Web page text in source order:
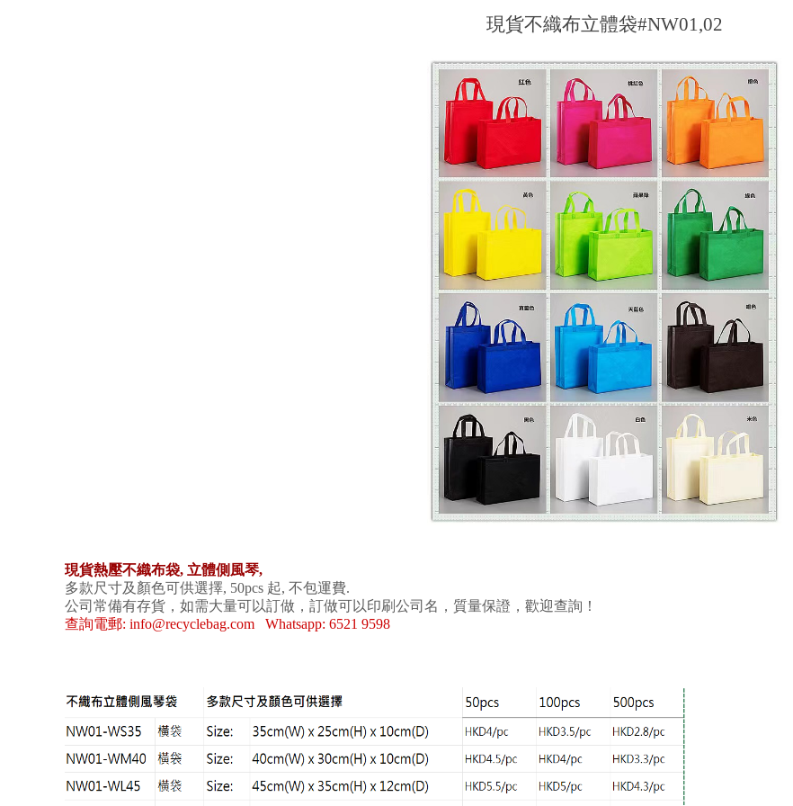
現貨不織布立體袋#NW01,02
現貨熱壓不織布袋, 立體側風琴,
多款尺寸及顏色可供選擇, 50pcs 起, 不包運費.
公司常備有存貨，如需大量可以訂做，訂做可以印刷公司名，質量保證，歡迎查詢！
查詢電郵: info@recyclebag.com Whatsapp: 6521 9598